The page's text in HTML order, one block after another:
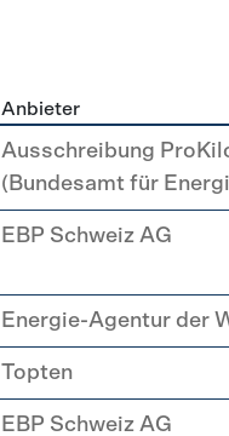
Anbieter
Ausschreibung
(Bundesamt für
EBP Schweiz AG
Energie-Agentur der
Topten
EBP Schweiz AG